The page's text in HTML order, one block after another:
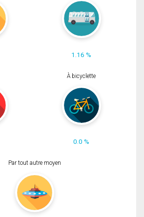
1.16 %
À bicyclette
0.0 %
Par tout autre moyen